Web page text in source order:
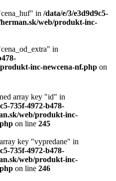
in /data/e/3/e3d9d9c5-
herman.sk/web/produkt-inc-
in
inc-newcena-nf.php on
array key "id" in
735f-4972-b478-
web/produkt-inc-
on line 245
key "vypredane" in
735f-4972-b478-
web/produkt-inc-
on line 246